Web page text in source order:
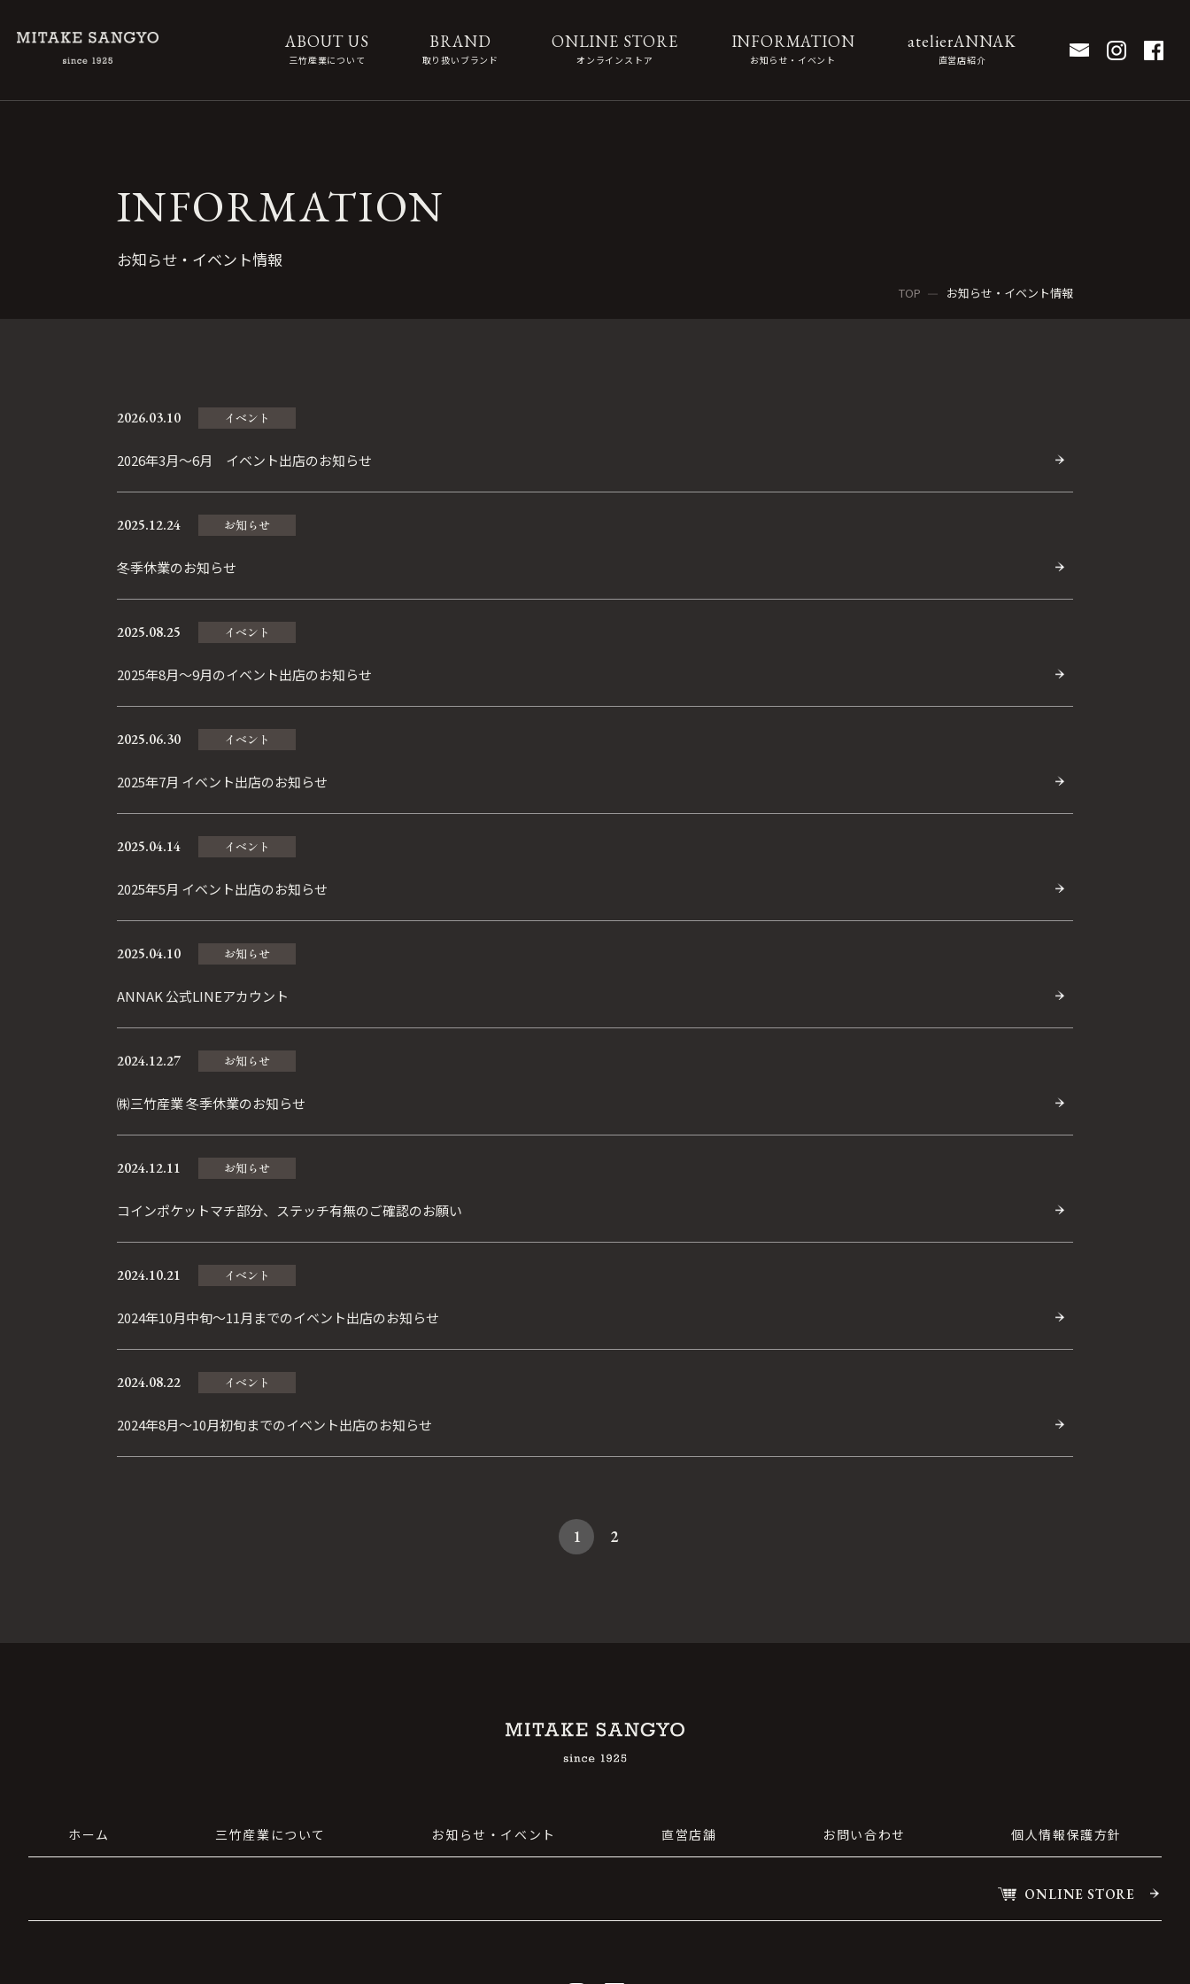
ABOUT US
三竹産業について
BRAND
取り扱いブランド
ONLINE STORE
オンラインストア
INFORMATION
お知らせ・イベント
atelierANNAK
直営店紹介
INFORMATION
お知らせ・イベント情報
TOP お知らせ・イベント情報
2026.03.10 イベント
2026年3月～6月 イベント出店のお知らせ
2025.12.24 お知らせ
冬季休業のお知らせ
2025.08.25 イベント
2025年8月～9月のイベント出店のお知らせ
2025.06.30 イベント
2025年7月 イベント出店のお知らせ
2025.04.14 イベント
2025年5月 イベント出店のお知らせ
2025.04.10 お知らせ
ANNAK 公式LINEアカウント
2024.12.27 お知らせ
㈱三竹産業 冬季休業のお知らせ
2024.12.11 お知らせ
コインポケットマチ部分、ステッチ有無のご確認のお願い
2024.10.21 イベント
2024年10月中旬～11月までのイベント出店のお知らせ
2024.08.22 イベント
2024年8月～10月初旬までのイベント出店のお知らせ
1 2
ホーム 三竹産業について お知らせ・イベント 直営店舗 お問い合わせ 個人情報保護方針
ONLINE STORE